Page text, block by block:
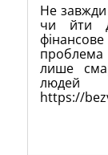
Не завжди
чи йти
проблема
лише
людей
https://